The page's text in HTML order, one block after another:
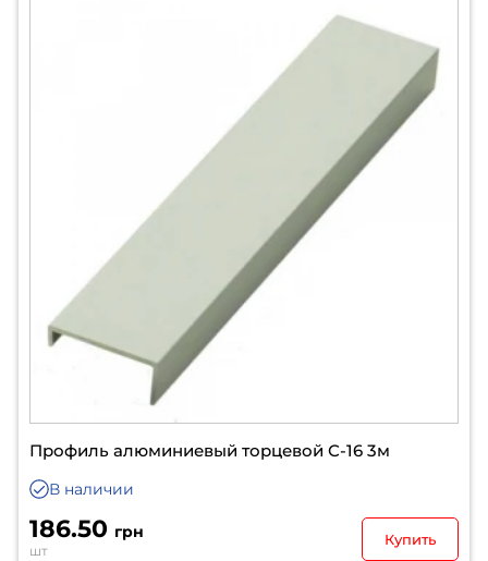
Профиль алюминиевый торцевой С-16 3м
В наличии
186.50 грн
шт
Купить